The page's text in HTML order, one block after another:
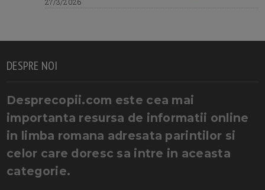
27/3/2026
DESPRE NOI
Desprecopii.com este cea mai
importanta resursa de informatii online
in limba romana adresata parintilor si
celor care doresc sa intre in aceasta
categorie.